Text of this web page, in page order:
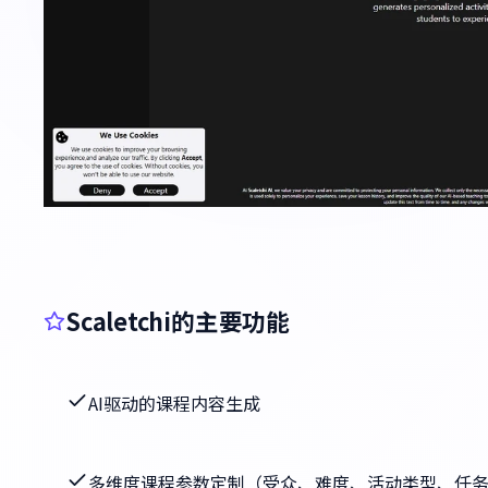
Scaletchi的主要功能
AI驱动的课程内容生成
多维度课程参数定制（受众、难度、活动类型、任